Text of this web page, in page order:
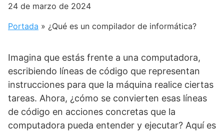
24 de marzo de 2024
Portada » ¿Qué es un compilador de informática?
Imagina que estás frente a una computadora,
escribiendo líneas de código que representan
instrucciones para que la máquina realice ciertas
tareas. Ahora, ¿cómo se convierten esas líneas
de código en acciones concretas que la
computadora pueda entender y ejecutar? Aquí es